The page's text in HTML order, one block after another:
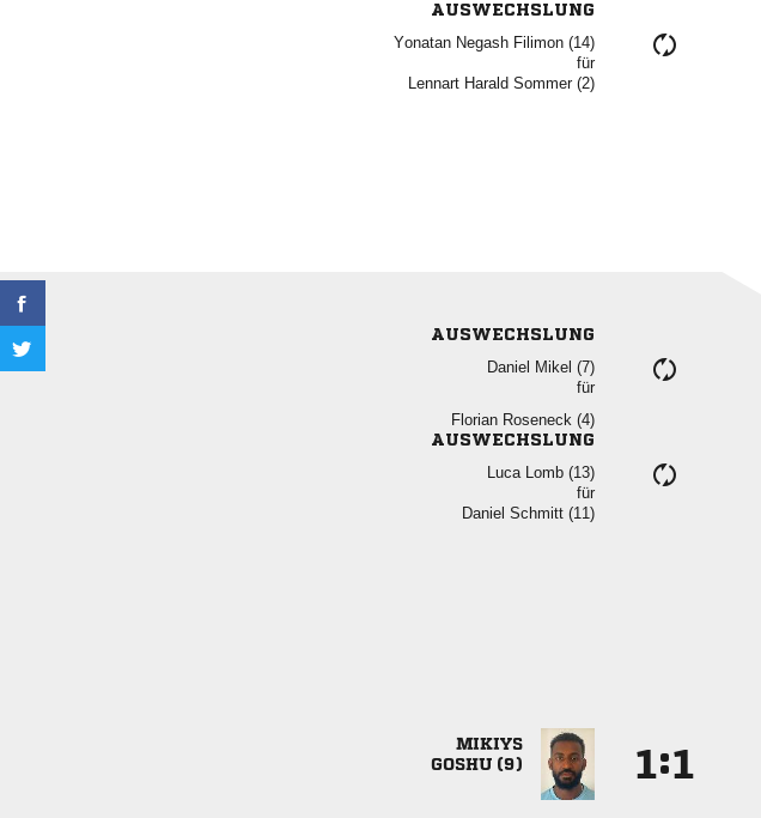
AUSWECHSLUNG
   
für
   
AUSWECHSLUNG
  
für
  
AUSWECHSLUNG
  
für
  

 
: